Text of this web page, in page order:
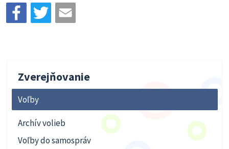
Zverejňovanie
Voľby
Archív volieb
Voľby do samospráv